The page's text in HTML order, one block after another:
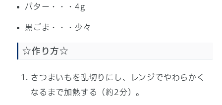
バター・・・4g
黒ごま・・・少々
☆作り方☆
さつまいもを乱切りにし、レンジでやわらかく
なるまで加熱する（約2分）。